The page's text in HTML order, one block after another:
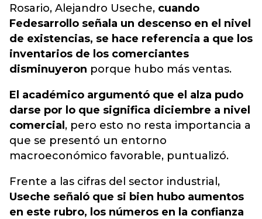
Rosario, Alejandro Useche, cuando
Fedesarrollo señala un descenso en el nivel
de existencias, se hace referencia a que los
inventarios de los comerciantes
disminuyeron porque hubo más ventas.
El académico argumentó que el alza pudo
darse por lo que significa diciembre a nivel
comercial , pero esto no resta importancia a
que se presentó un entorno
macroeconómico favorable, puntualizó.
Frente a las cifras del sector industrial,
Useche señaló que si bien hubo aumentos
en este rubro, los números en la confianza